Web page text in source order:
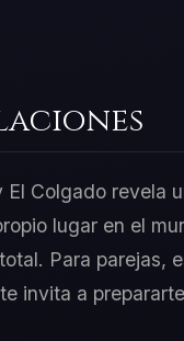
Colgado revela
lugar en el
Para parejas,
invita a